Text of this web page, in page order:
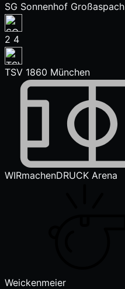
SG Sonnenhof Großaspach
2 4
TSV 1860 München
WIRmachenDRUCK Arena
Weickenmeier